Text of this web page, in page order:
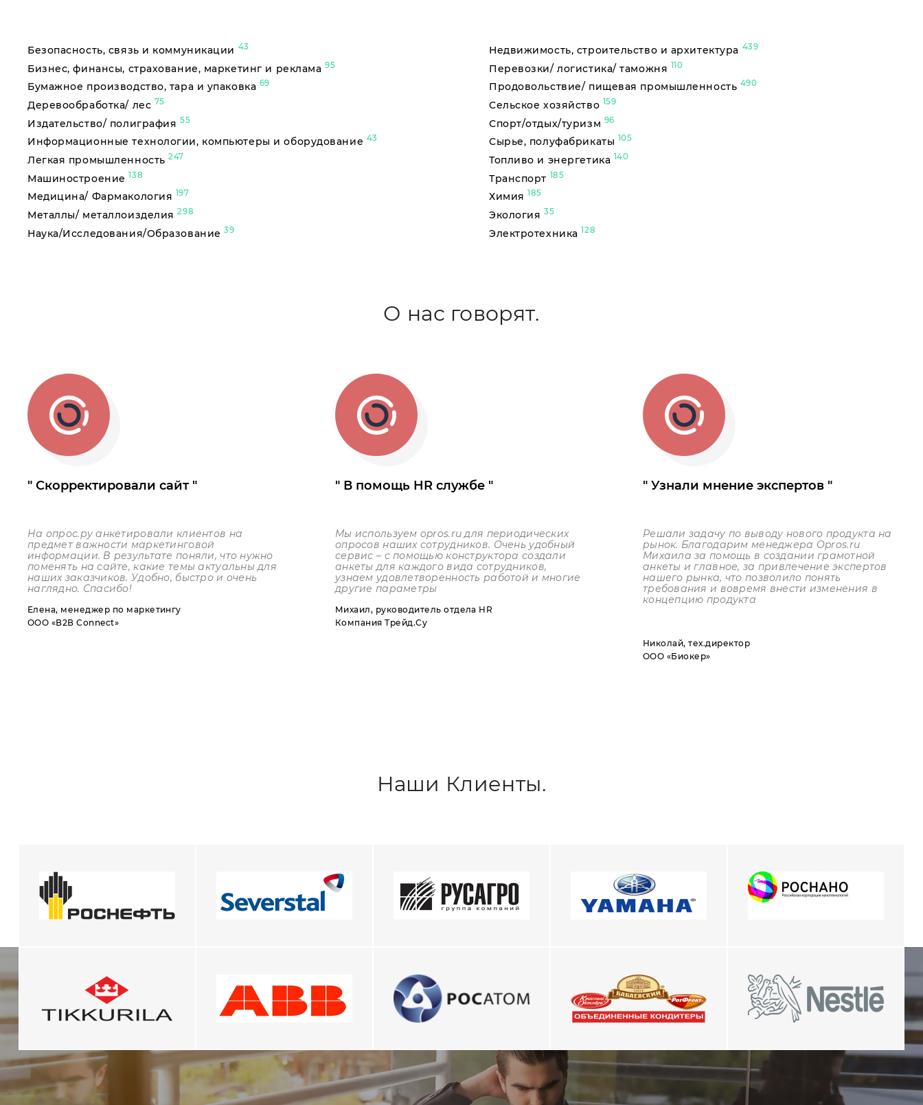
Безопасность, связь и коммуникации 43
Бизнес, финансы, страхование, маркетинг и реклама 95
Бумажное производство, тара и упаковка 69
Деревообработка/ лес 75
Издательство/ полиграфия 55
Информационные технологии, компьютеры и оборудование 43
Легкая промышленность247
Машиностроение 138
Медицина/ Фармакология 197
Металлы/ металлоизделия298
Наука/Исследования/Образование39
Недвижимость, строительство и архитектура 439
Перевозки/ логистика/ таможня 110
Продовольствие/ пищевая промышленность 490
Сельское хозяйство 159
Спорт/отдых/туризм 96
Сырье, полуфабрикаты 105
Топливо и энергетика 140
Транспорт 185
Химия 185
Экология35
Электротехника 128
О нас говорят.
Скорректировали сайт
На опрос.ру анкетировали клиентов на
предмет важности маркетинговой
информации. В результате поняли, что нужно
поменять на сайте, какие темы актуальны для
наших заказчиков. Удобно, быстро и очень
наглядно. Спасибо!
Елена, менеджер по маркетингу
ООО «В2В Connect»
В помощь HR службе
Мы используем opros.ruдля периодических
опросов наших сотрудников. Очень удобный
сервис – с помощью конструктора создали
анкеты для каждого вида сотрудников,
узнаем удовлетворенность работой и многие
другие параметры
Михаил, руководитель отдела HR
Компания Трейд.Су
Узнали мнение экспертов
Решали задачу по выводу нового продукта на
рынок. Благодарим менеджера Opros.ru
Михаила за помощь в создании грамотной
анкеты и главное, за привлечение экспертов
нашего рынка, что позволило понять
требования и вовремя внести изменения в
концепцию продукта
Николай, тех.директор
ООО «Биокер»
Наши Клиенты.